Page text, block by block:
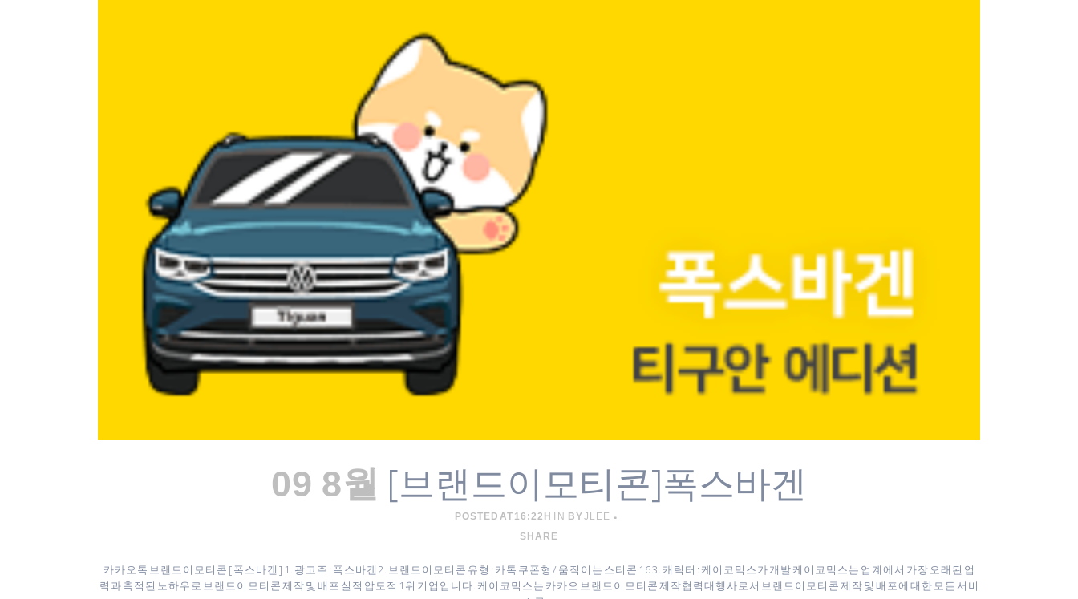
09 8월 [브랜드이모티콘]폭스바겐
POSTED AT 16:22H IN BYJLEE
SHARE
카카오톡 브랜드이모티콘 [ 폭스바겐 ] 1. 광고주 : 폭스바겐 ​2. 브랜드이모티콘 유형 : 카톡 쿠폰형 / 움직이는 스티콘 16 3. 캐릭터 : 케이코믹스가 개발 케이코믹스는 업계에서 가장 오래된 업
력과 축적된 노하우로 브랜드이모티콘 제작 및 배포 실적 압도적 1위 기업입니다. 케이코믹스는 카카오 브랜드이모티콘 제작협력대행사로서 브랜드이모티콘 제작 및 배포에 대한 모든 서비